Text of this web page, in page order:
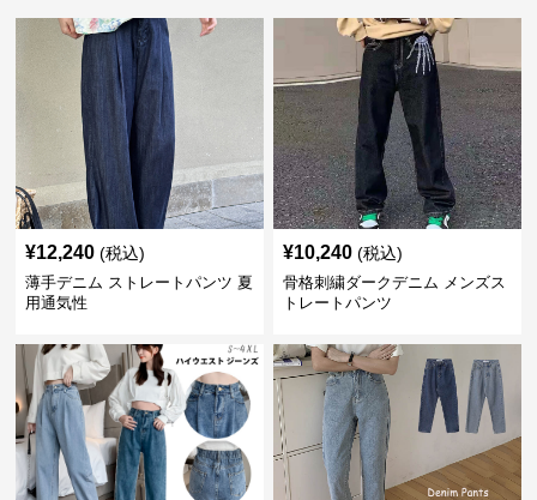
¥12,240 (税込)
薄手デニム ストレートパンツ 夏
用通気性
¥10,240 (税込)
骨格刺繍ダークデニム メンズス
トレートパンツ